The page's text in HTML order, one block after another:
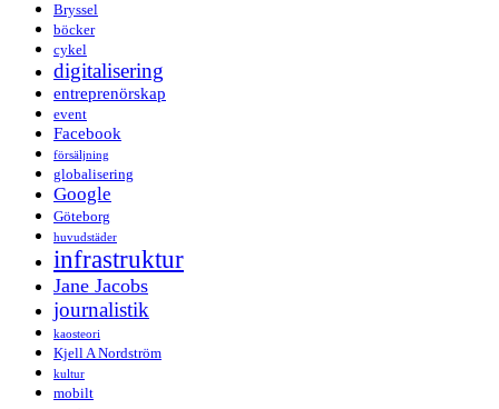
Bryssel
böcker
cykel
digitalisering
entreprenörskap
event
Facebook
försäljning
globalisering
Google
Göteborg
huvudstäder
infrastruktur
Jane Jacobs
journalistik
kaosteori
Kjell A Nordström
kultur
mobilt